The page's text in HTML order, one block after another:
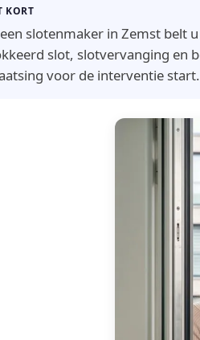
KORT
slotenmaker in Zemst belt
slot, slotvervanging en
voor de interventie start.